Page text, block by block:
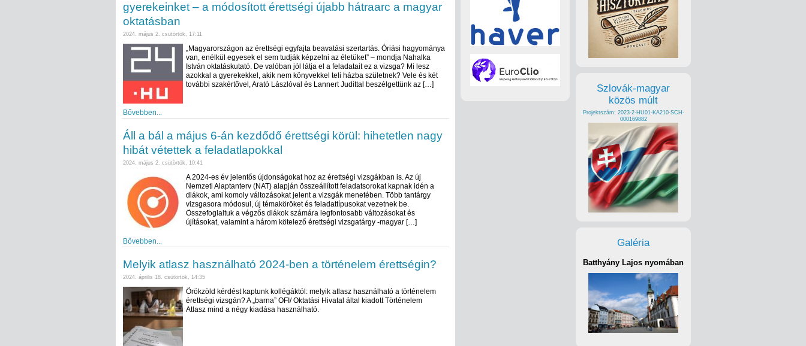
gyerekeinket – a módosított érettségi újabb hátraarc a magyar
oktatásban
2024. május 2. csütörtök, 17:11
„Magyarországon az érettségi egyfajta beavatási szertartás. Óriási hagyománya
van, enélkül egyesek el sem tudják képzelni az életüket” – mondja Nahalka
István oktatáskutató. De valóban jól látja el a feladatait ez a vizsga? Mi lesz
azokkal a gyerekekkel, akik nem könyvekkel teli házba születnek? Vele és két
további szakértővel, Arató Lászlóval és Lannert Judittal beszélgettünk az […]
Bővebben...
Áll a bál a május 6-án kezdődő érettségi körül: hihetetlen nagy
hibát vétettek a feladatlapokkal
2024. május 2. csütörtök, 10:41
A 2024-es év jelentős újdonságokat hoz az érettségi vizsgákban is. Az új
Nemzeti Alaptanterv (NAT) alapján összeállított feladatsorokat kapnak idén a
diákok, ami komoly változásokat jelent a vizsgák menetében. Több tantárgy
vizsgasora módosul, új témaköröket és feladattípusokat vezetnek be.
Összefoglaltuk a végzős diákok számára legfontosabb változásokat és
újításokat, valamint a három kötelező érettségi vizsgatárgy -magyar […]
Bővebben...
Melyik atlasz használható 2024-ben a történelem érettségin?
2024. április 18. csütörtök, 14:35
Örökzöld kérdést kaptunk kollégáktól: melyik atlasz használható a történelem
érettségi vizsgán? A „barna” OFI/ Oktatási Hivatal által kiadott Történelem
Atlasz mind a négy kiadása használható.
Szlovák-magyar
közös múlt
Projektszám: 2023-2-HU01-KA210-SCH-
000169882
Galéria
Batthyány Lajos nyomában